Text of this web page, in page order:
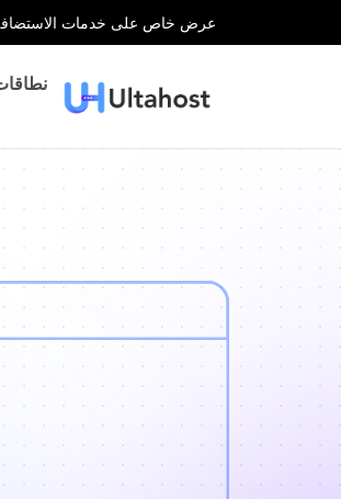
عرض خاص على خدمات الاستضافة: احصل على خصم 40% على